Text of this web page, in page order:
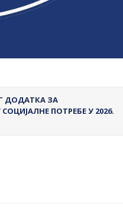
ДОДАТКА ЗА
ПОТРЕБЕ У 2026.